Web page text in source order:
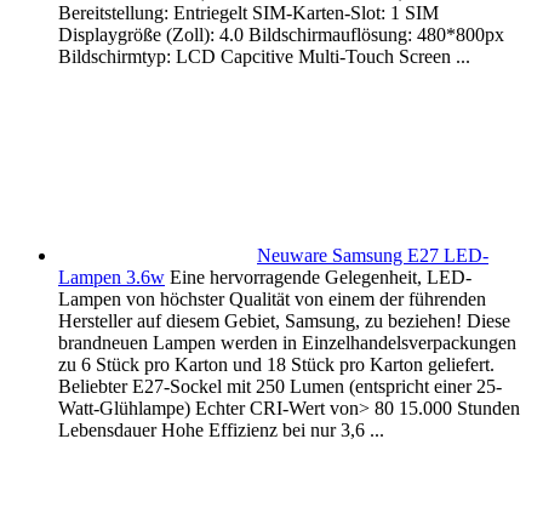
Bereitstellung: Entriegelt SIM-Karten-Slot: 1 SIM
Displaygröße (Zoll): 4.0 Bildschirmauflösung: 480*800px
Bildschirmtyp: LCD Capcitive Multi-Touch Screen ...
Neuware Samsung E27 LED-
Lampen 3.6w Eine hervorragende Gelegenheit, LED-
Lampen von höchster Qualität von einem der führenden
Hersteller auf diesem Gebiet, Samsung, zu beziehen! Diese
brandneuen Lampen werden in Einzelhandelsverpackungen
zu 6 Stück pro Karton und 18 Stück pro Karton geliefert.
Beliebter E27-Sockel mit 250 Lumen (entspricht einer 25-
Watt-Glühlampe) Echter CRI-Wert von> 80 15.000 Stunden
Lebensdauer Hohe Effizienz bei nur 3,6 ...